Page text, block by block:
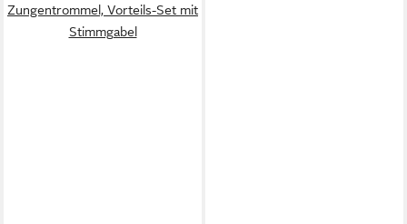
Zungentrommel, Vorteils-Set mit
Stimmgabel